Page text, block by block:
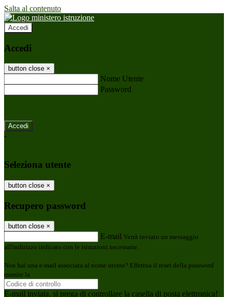
Salta al contenuto
Accedi
Accedi
button close ×
Nome Utente
Password
-
Seleziona utente
button close ×
Recupero password
button close ×
E-mail Verrà inviato un messaggio
all'indirizzo indicato con le istruzioni necessarie.
Non hai una e-mail associata al nome utente? Effettua il reset della password
tramite la
E-mail inviata, si prega di controllare la casella di posta elettronica!